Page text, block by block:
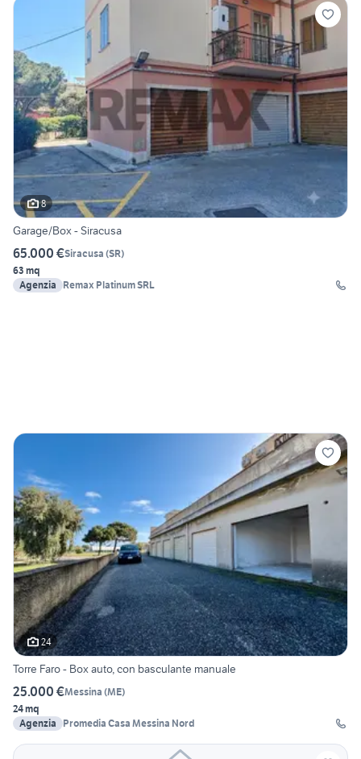
8
Garage/Box - Siracusa
65.000 €Siracusa (SR)
63 mq
Agenzia
Remax Platinum SRL
24
Torre Faro - Box auto, con basculante manuale
25.000 €Messina (ME)
24 mq
Agenzia
Promedia Casa Messina Nord